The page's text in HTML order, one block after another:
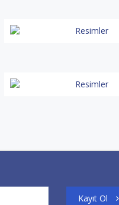
Kayıt Ol